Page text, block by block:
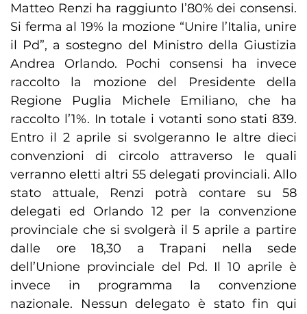
Matteo Renzi ha raggiunto l’80% dei consensi.
Si ferma al 19% la mozione “Unire l’Italia, unire
il Pd”, a sostegno del Ministro della Giustizia
Andrea Orlando. Pochi consensi ha invece
raccolto la mozione del Presidente della
Regione Puglia Michele Emiliano, che ha
raccolto l’1%. In totale i votanti sono stati 839.
Entro il 2 aprile si svolgeranno le altre dieci
convenzioni di circolo attraverso le quali
verranno eletti altri 55 delegati provinciali. Allo
stato attuale, Renzi potrà contare su 58
delegati ed Orlando 12 per la convenzione
provinciale che si svolgerà il 5 aprile a partire
dalle ore 18,30 a Trapani nella sede
dell’Unione provinciale del Pd. Il 10 aprile è
invece in programma la convenzione
nazionale. Nessun delegato è stato fin qui